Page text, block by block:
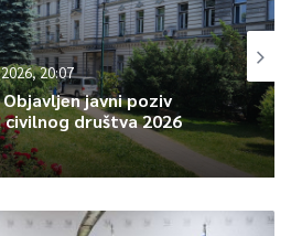
da SAD smatraju da je
zapadnih Balkan imperativ ne
i za cijelu Evropsku uniju.
3
Article Rating
20:07
javni poziv
društva 2026